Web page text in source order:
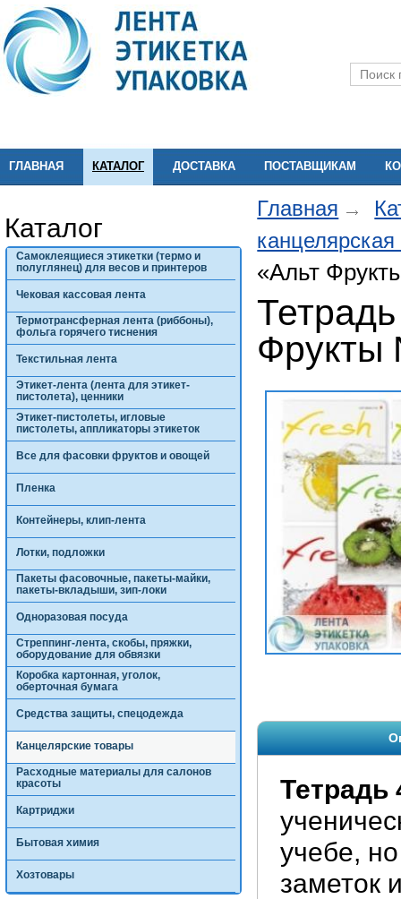
ГЛАВНАЯ КАТАЛОГ ДОСТАВКА ПОСТАВЩИКАМ
Каталог
Самоклеящиеся этикетки (термо и
полуглянец) для весов и принтеров
Чековая кассовая лента
Термотрансферная лента (риббоны),
фольга горячего тиснения
Текстильная лента
Этикет-лента (лента для этикет-
пистолета), ценники
Этикет-пистолеты, игловые
пистолеты, аппликаторы этикеток
Все для фасовки фруктов и овощей
Пленка
Контейнеры, клип-лента
Лотки, подложки
Пакеты фасовочные, пакеты-майки,
пакеты-вкладыши, зип-локи
Одноразовая посуда
Стреппинг-лента, скобы, пряжки,
оборудование для обвязки
Коробка картонная, уголок,
оберточная бумага
Средства защиты, спецодежда
Канцелярские товары
Расходные материалы для салонов
красоты
Картриджи
Бытовая химия
Хозтовары
Главная
«Альт
Фрукты
Тетрадь
учебе,
заметок